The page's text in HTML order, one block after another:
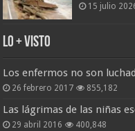
15 julio
Lo + Visto
Los enfermos no son
26 febrero 2017 855,182
Las lágrimas de las niñas
29 abril 2016 400,848